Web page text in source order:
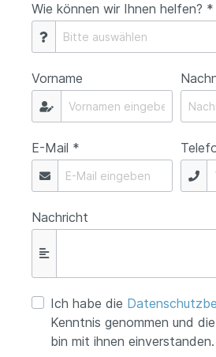
Wie können wir Ihnen helfen? *
Vorname
E-Mail *
Nachricht
Ich habe die
Kenntnis genommen und die
bin mit ihnen